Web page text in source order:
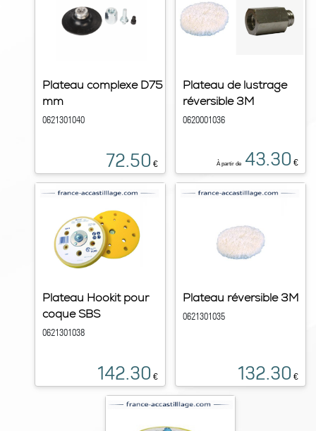
Plateau complexe D75
mm
0621301040
72.50 €
Plateau de lustrage
réversible 3M
0620001036
À partir de 43.30 €
Plateau Hookit pour
coque SBS
0621301038
142.30 €
Plateau réversible 3M
0621301035
132.30 €